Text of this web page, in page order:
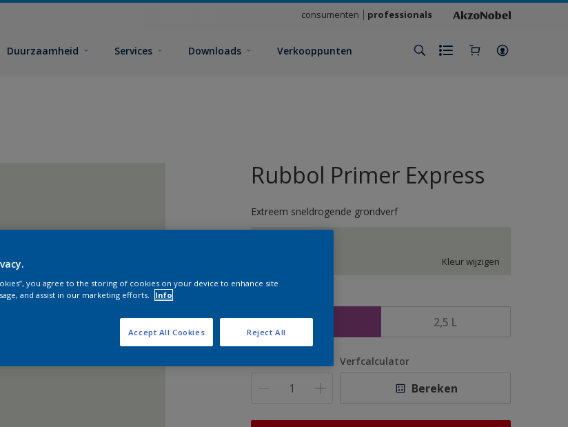
consumenten professionals
Duurzaamheid Services Downloads Verkooppunten
Rubbol Primer Express
Extreem sneldrogende grondverf
Kleur wijzigen
1 L 2,5 L
Verfcalculator
Bereken
you agree to the storing of cookies on your device to enhance site
and assist in our marketing efforts.
Info
Reject All
Accept All Cookies